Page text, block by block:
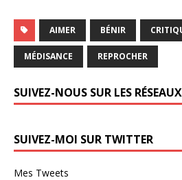
AIMER BÉNIR
MÉDISANCE REPROCHER
SUIVEZ-NOUS SUR LES
SUIVEZ-MOI SUR TWITTER
Mes Tweets